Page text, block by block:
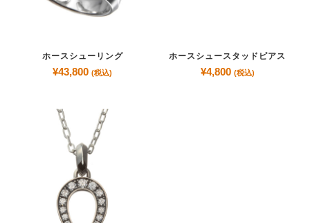
ホースシューリング
¥43,800 (税込)
ホースシュースタッドピアス
¥4,800 (税込)